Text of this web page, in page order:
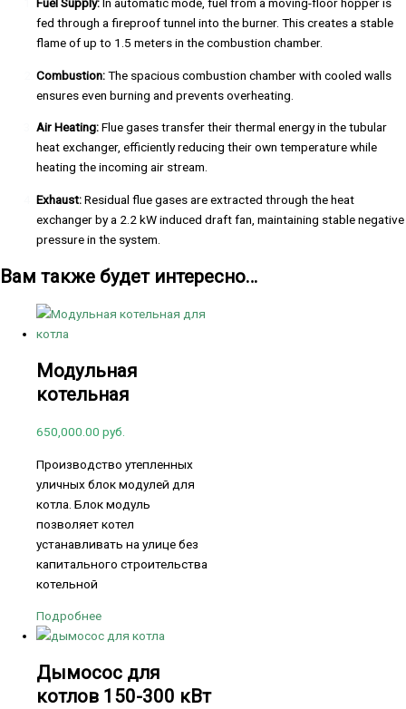
fed through a fireproof tunnel into the burner. This creates a stable
flame of up to 1.5 meters in the combustion chamber.
Combustion:The spacious combustion chamber with cooled walls
ensures even burning and prevents overheating.
Air Heating:Flue gases transfer their thermal energy in the tubular
heat exchanger, efficiently reducing their own temperature while
heating the incoming air stream.
Exhaust:Residual flue gases are extracted through the heat
exchanger by a 2.2 kW induced draft fan, maintaining stable negative
pressure in the system.
Вам также будет интересно…
Модульная
котельная
650,000.00 руб.
Производство утепленных
уличных блок модулей для
котла. Блок модуль
позволяет котел
устанавливать на улице без
капитального строительства
котельной
Подробнее
Дымосос для
котлов 150-300 кВт